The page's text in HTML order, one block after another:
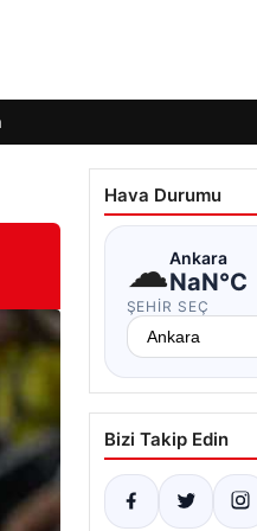
Hava Durumu
☁Ankara
NaN°C
ŞEHIR SEÇ
Bizi Takip Edin